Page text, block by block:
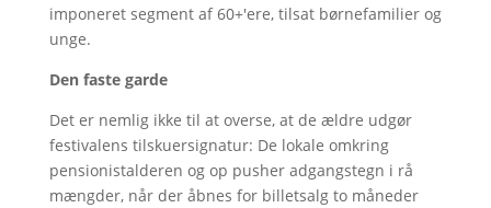
imponeret segment af 60+'ere, tilsat børnefamilier og
unge.
Den faste garde
Det er nemlig ikke til at overse, at de ældre udgør
festivalens tilskuersignatur: De lokale omkring
pensionistalderen og op pusher adgangstegn i rå
mængder, når der åbnes for billetsalg to måneder